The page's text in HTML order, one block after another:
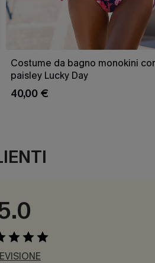
Costume da bagno monokini
paisley Lucky Day
40,00 €